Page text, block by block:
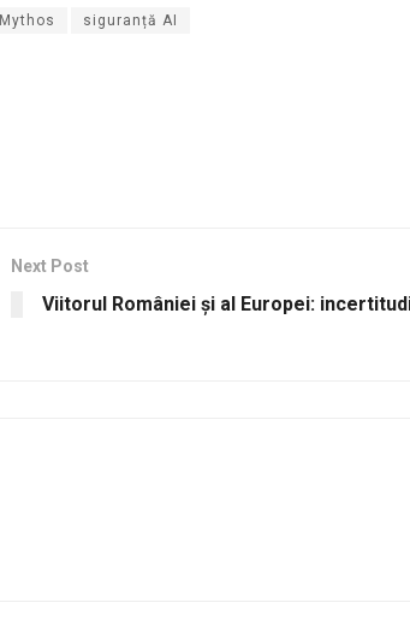
Mythos siguranță AI
Next Post
Viitorul României și al Europei: